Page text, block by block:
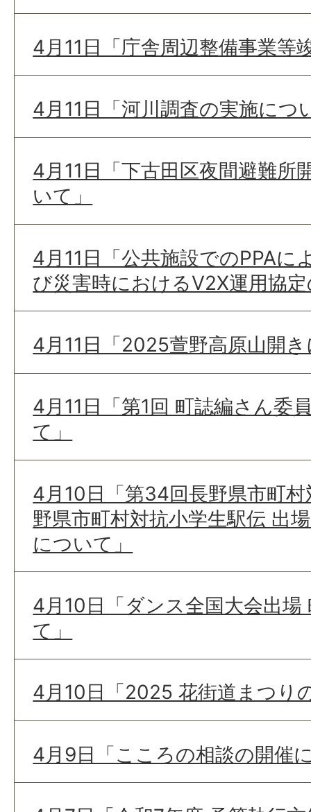
4月11日「庁舎周辺整備事業等
4月11日「河川調査の実施につ
4月11日「下古田区夜間避難所
いて」
4月11日「公共施設でのPPAに
び災害時におけるV2X運用協
4月11日「2025萱野高原山開
4月11日「第1回 町誌編さん委
て」
4月10日「第34回長野県市町
野県市町村対抗小学生駅伝 出
について」
4月10日「ダンス全国大会出場
て」
4月10日「2025 花街道まつり
4月9日「こころの相談の開催